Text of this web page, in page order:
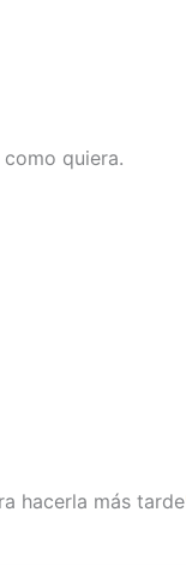
quiera.
hacerla más tarde